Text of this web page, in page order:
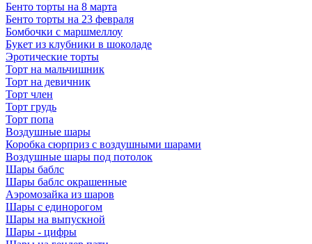
Бенто торты на 8 марта
Бенто торты на 23 февраля
Бомбочки с маршмеллоу
Букет из клубники в шоколаде
Эротические торты
Торт на мальчишник
Торт на девичник
Торт член
Торт грудь
Торт попа
Воздушные шары
Коробка сюрприз с воздушными шарами
Воздушные шары под потолок
Шары баблс
Шары баблс окрашенные
Аэромозайка из шаров
Шары с единорогом
Шары на выпускной
Шары - цифры